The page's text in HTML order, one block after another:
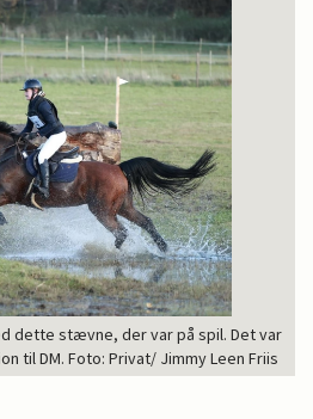
dette stævne, der var på spil. Det var
til DM. Foto: Privat/ Jimmy Leen Friis